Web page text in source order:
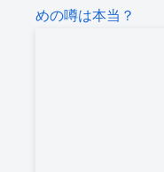
めの噂は本当？